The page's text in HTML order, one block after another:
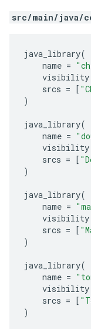
src/main/java/
java_library(
name =
visibility
srcs = [
)
java_library(
name =
visibility
srcs = [
)
java_library(
name =
visibility
srcs = [
)
java_library(
name =
visibility
srcs = [
)